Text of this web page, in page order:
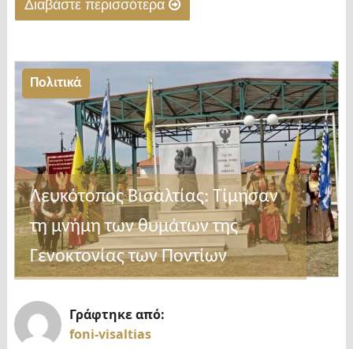
Διαβάστε περισσότερα
ανακοίνωση
της
Αστυνομίας
την
εξάρθρωση
του
κυκλώματος
ναρκωτικών
σε
και
χωριά"
Πολιτικά
Λευκότοπος Βισαλτίας: Τίμησαν
τη μνήμη των θυμάτων της
Γενοκτονίας των Ποντίων
Γράφτηκε από:
foni-visaltias